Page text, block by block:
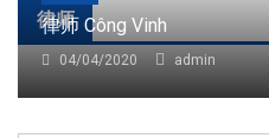
律师
律师 Công Vinh
04/04/2020 admin